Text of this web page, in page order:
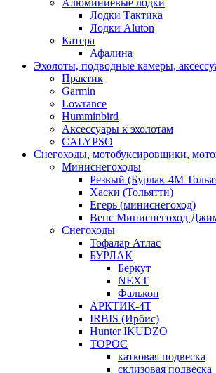
Алюминиевые лодки
Лодки Тактика
Лодки Aluton
Катера
Афалина
Эхолоты, подводные камеры,
Практик
Garmin
Lowrance
Humminbird
Аксессуары к эхолотам
CALYPSO
Снегоходы, мотобуксировщики,
Миниснегоходы
Резвый (Бурлак-4М
Хаски (Тольятти)
Егерь (миниснегоход)
Вепс Миниснегоход
Снегоходы
Тофалар Атлас
БУРЛАК
Беркут
NEXT
Фалькон
АРКТИК-4Т
IRBIS (Ирбис)
Hunter IKUDZO
ТОРОС
катковая подвеска
склизовая подвеска